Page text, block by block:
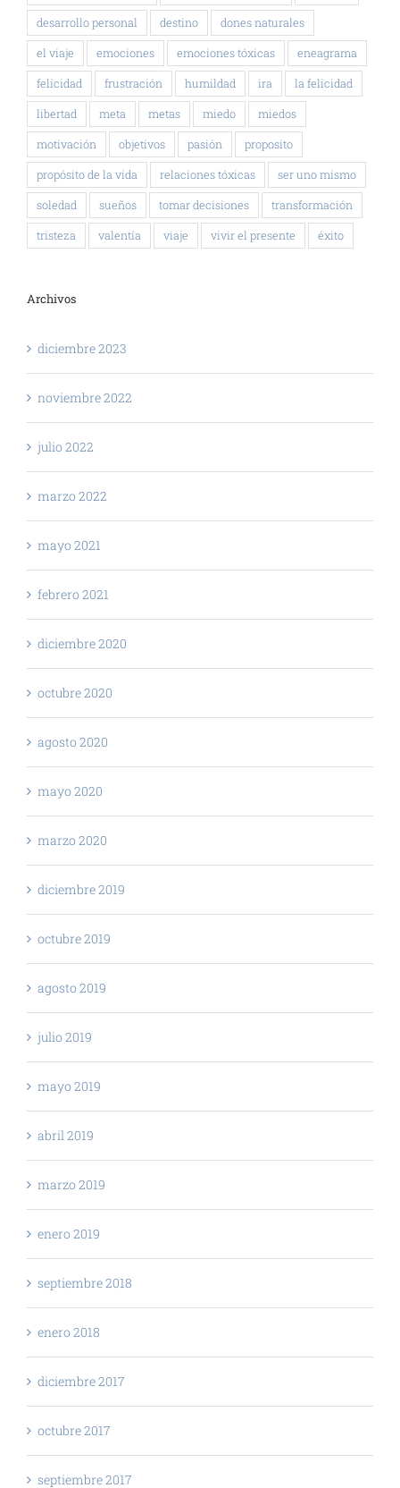
desarrollo personal destino dones naturales
el viaje emociones emociones tóxicas eneagrama
felicidad frustración humildad ira la felicidad
libertad meta metas miedo miedos
motivación objetivos pasión proposito
propósito de la vida relaciones tóxicas ser uno mismo
soledad sueños tomar decisiones transformación
tristeza valentía viaje vivir el presente éxito
Archivos
diciembre 2023
noviembre 2022
julio 2022
marzo 2022
mayo 2021
febrero 2021
diciembre 2020
octubre 2020
agosto 2020
mayo 2020
marzo 2020
diciembre 2019
octubre 2019
agosto 2019
julio 2019
mayo 2019
abril 2019
marzo 2019
enero 2019
septiembre 2018
enero 2018
diciembre 2017
octubre 2017
septiembre 2017